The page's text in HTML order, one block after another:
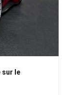
sur le